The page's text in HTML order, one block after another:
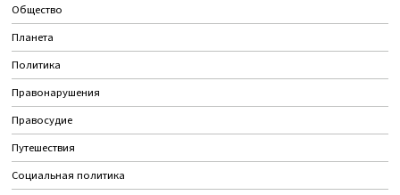
Общество
Планета
Политика
Правонарушения
Правосудие
Путешествия
Социальная политика